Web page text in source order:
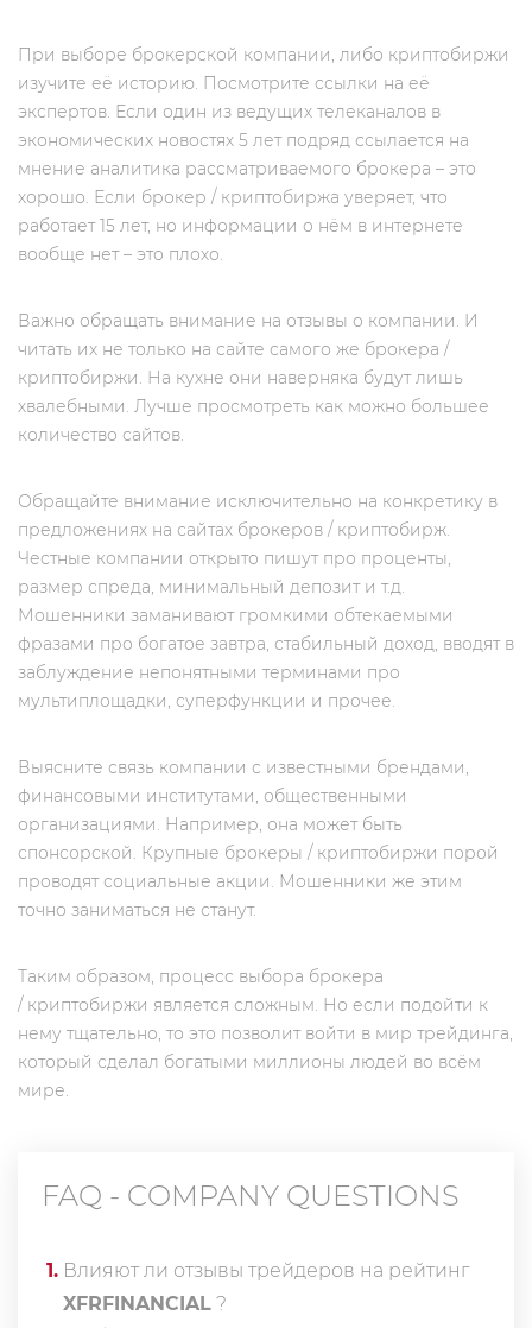
При выборе брокерской компании, либо криптобиржи
изучите её историю. Посмотрите ссылки на её
экспертов. Если один из ведущих телеканалов в
экономических новостях 5 лет подряд ссылается на
мнение аналитика рассматриваемого брокера – это
хорошо. Если брокер / криптобиржа уверяет, что
работает 15 лет, но информации о нём в интернете
вообще нет – это плохо.
Важно обращать внимание на отзывы о компании. И
читать их не только на сайте самого же брокера /
криптобиржи. На кухне они наверняка будут лишь
хвалебными. Лучше просмотреть как можно большее
количество сайтов.
Обращайте внимание исключительно на конкретику в
предложениях на сайтах брокеров / криптобирж.
Честные компании открыто пишут про проценты,
размер спреда, минимальный депозит и т.д.
Мошенники заманивают громкими обтекаемыми
фразами про богатое завтра, стабильный доход, вводят в
заблуждение непонятными терминами про
мультиплощадки, суперфункции и прочее.
Выясните связь компании с известными брендами,
финансовыми институтами, общественными
организациями. Например, она может быть
спонсорской. Крупные брокеры / криптобиржи порой
проводят социальные акции. Мошенники же этим
точно заниматься не станут.
Таким образом, процесс выбора брокера
/ криптобиржи является сложным. Но если подойти к
нему тщательно, то это позволит войти в мир трейдинга,
который сделал богатыми миллионы людей во всём
мире.
FAQ - COMPANY QUESTIONS
1. Влияют ли отзывы трейдеров на рейтинг
XFRFINANCIAL ?